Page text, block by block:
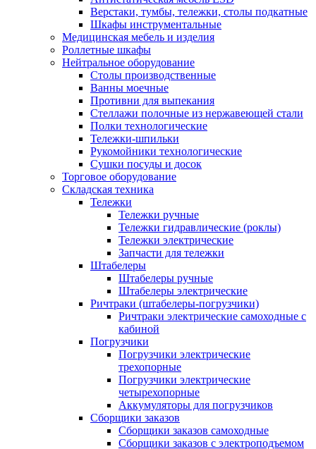
Верстаки, тумбы, тележки, столы подкатные
Шкафы инструментальные
Медицинская мебель и изделия
Роллетные шкафы
Нейтральное оборудование
Столы производственные
Ванны моечные
Противни для выпекания
Стеллажи полочные из нержавеющей стали
Полки технологические
Тележки-шпильки
Рукомойники технологические
Сушки посуды и досок
Торговое оборудование
Складская техника
Тележки
Тележки ручные
Тележки гидравлические (роклы)
Тележки электрические
Запчасти для тележки
Штабелеры
Штабелеры ручные
Штабелеры электрические
Ричтраки (штабелеры-погрузчики)
Ричтраки электрические самоходные с
кабиной
Погрузчики
Погрузчики электрические
трехопорные
Погрузчики электрические
четырехопорные
Аккумуляторы для погрузчиков
Сборщики заказов
Сборщики заказов самоходные
Сборщики заказов с электроподъемом